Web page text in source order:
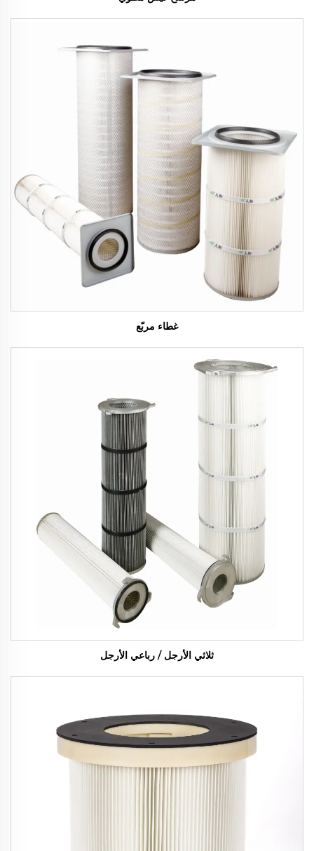
غطاء مربّع
ثلاثي الأرجل / رباعي الأرجل